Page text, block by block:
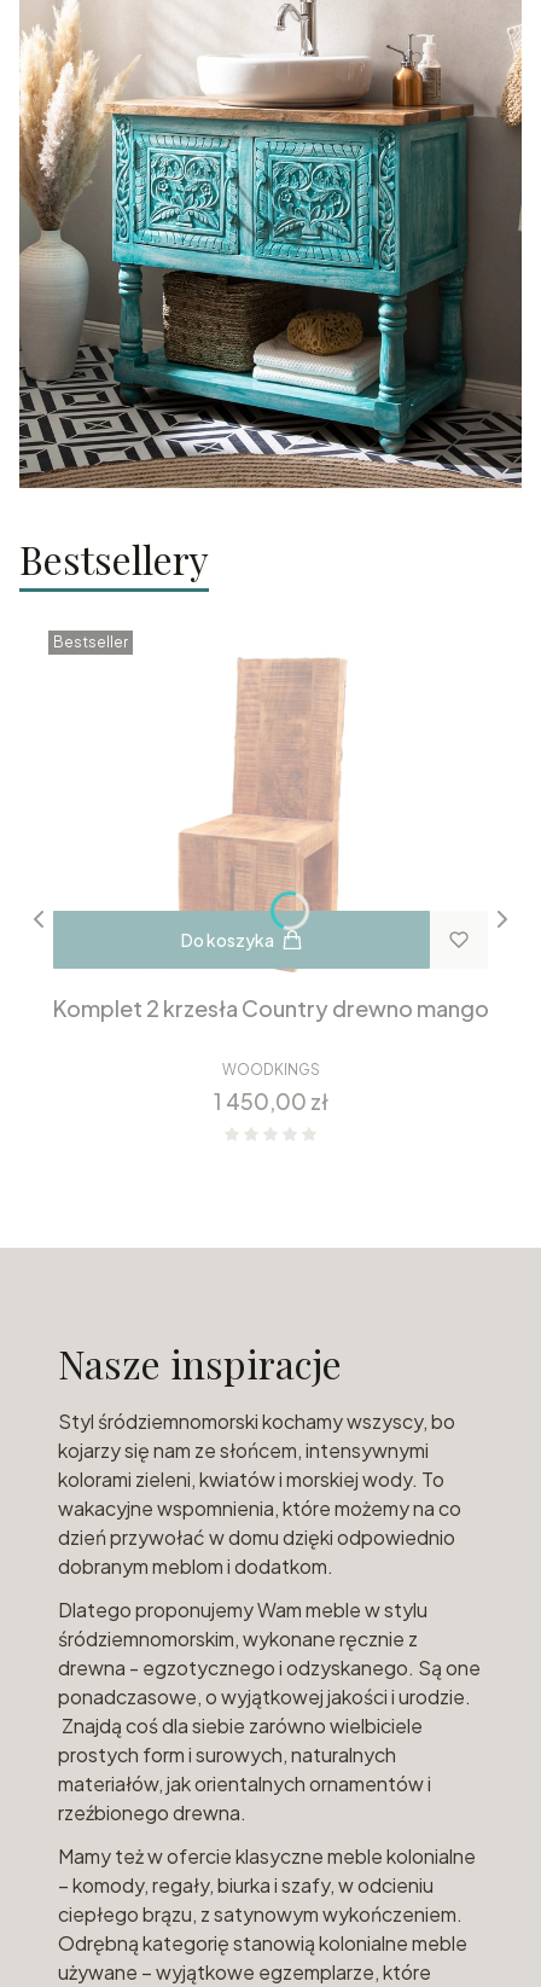
Bestsellery
Bestseller
Do koszyka
Komplet 2 krzesła Country drewno mango
WOODKINGS
Cena
1 450,00 zł
Nasze inspiracje
Styl śródziemnomorski kochamy wszyscy, bo
kojarzy się nam ze słońcem, intensywnymi
kolorami zieleni, kwiatów i morskiej wody. To
wakacyjne wspomnienia, które możemy na co
dzień przywołać w domu dzięki odpowiednio
dobranym meblom i dodatkom.
Dlatego proponujemy Wam meble w stylu
śródziemnomorskim, wykonane ręcznie z
drewna - egzotycznego i odzyskanego. Są one
ponadczasowe, o wyjątkowej jakości i urodzie.
Znajdą coś dla siebie zarówno wielbiciele
prostych form i surowych, naturalnych
materiałów, jak orientalnych ornamentów i
rzeźbionego drewna.
Mamy też w ofercie klasyczne meble kolonialne
– komody, regały, biurka i szafy, w odcieniu
ciepłego brązu, z satynowym wykończeniem.
Odrębną kategorię stanowią kolonialne meble
używane – wyjątkowe egzemplarze, które